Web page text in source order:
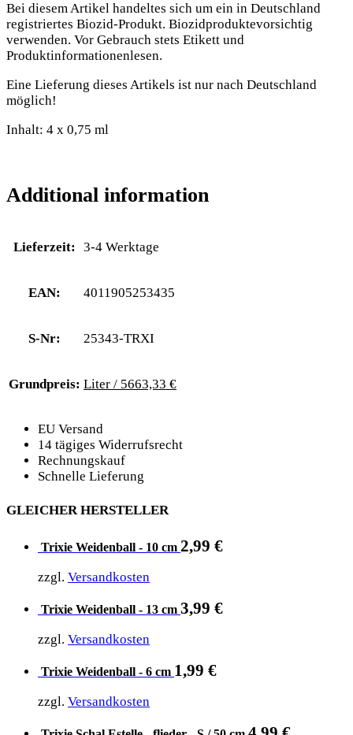
Bei diesem Artikel handeltes sich um ein in Deutschland
registriertes Biozid-Produkt. Biozidproduktevorsichtig
verwenden. Vor Gebrauch stets Etikett und
Produktinformationenlesen.
Eine Lieferung dieses Artikels ist nur nach Deutschland
möglich!
Inhalt: 4 x 0,75 ml
Additional information
Lieferzeit: 3-4 Werktage
EAN: 4011905253435
S-Nr: 25343-TRXI
Grundpreis: Liter / 5663,33 €
EU Versand
14 tägiges Widerrufsrecht
Rechnungskauf
Schnelle Lieferung
GLEICHER HERSTELLER
Trixie Weidenball - 10 cm 2,99 €
zzgl. Versandkosten
Trixie Weidenball - 13 cm 3,99 €
zzgl. Versandkosten
Trixie Weidenball - 6 cm 1,99 €
zzgl. Versandkosten